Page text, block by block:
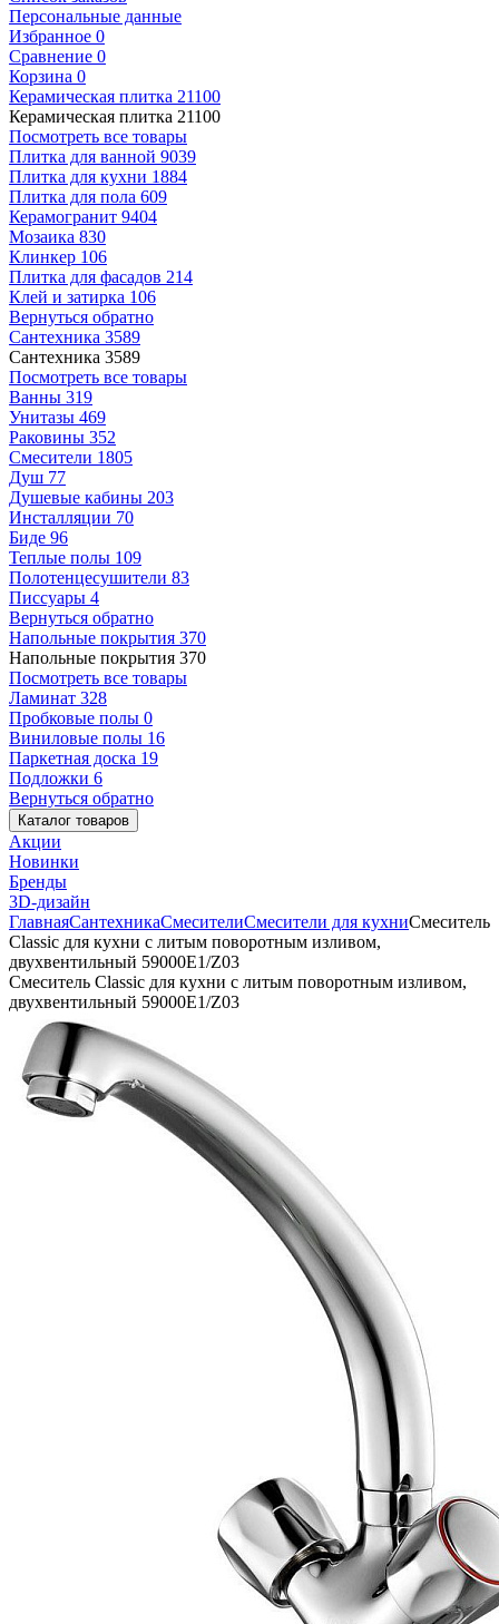
Персональные данные
Избранное 0
Сравнение 0
Корзина 0
Керамическая плитка 21100
Керамическая плитка 21100
Посмотреть все товары
Плитка для ванной 9039
Плитка для кухни 1884
Плитка для пола 609
Керамогранит 9404
Мозаика 830
Клинкер 106
Плитка для фасадов 214
Клей и затирка 106
Вернуться обратно
Сантехника 3589
Сантехника 3589
Посмотреть все товары
Ванны 319
Унитазы 469
Раковины 352
Смесители 1805
Душ 77
Душевые кабины 203
Инсталляции 70
Биде 96
Теплые полы 109
Полотенцесушители 83
Писсуары 4
Вернуться обратно
Напольные покрытия 370
Напольные покрытия 370
Посмотреть все товары
Ламинат 328
Пробковые полы 0
Виниловые полы 16
Паркетная доска 19
Подложки 6
Вернуться обратно
Каталог товаров
Акции
Новинки
Бренды
3D-дизайн
ГлавнаяСантехникаСмесителиСмесители для кухниСмеситель
Classic для кухни с литым поворотным изливом,
двухвентильный 59000E1/Z03
Смеситель Classic для кухни с литым поворотным изливом,
двухвентильный 59000E1/Z03